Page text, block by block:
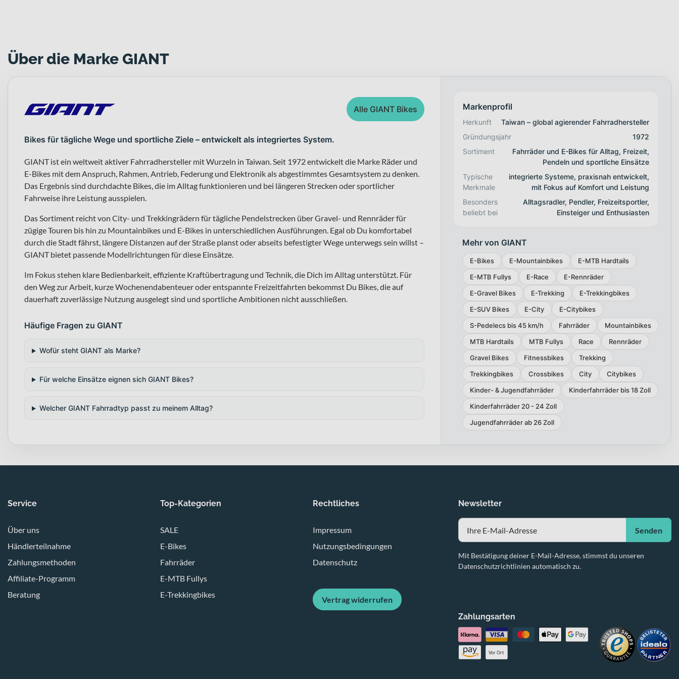
Über die Marke GIANT
Alle GIANT Bikes
Bikes für tägliche Wege und sportliche Ziele – entwickelt als integriertes System.
GIANT ist ein weltweit aktiver Fahrradhersteller mit Wurzeln in Taiwan. Seit 1972 entwickelt die Marke Räder und
E-Bikes mit dem Anspruch, Rahmen, Antrieb, Federung und Elektronik als abgestimmtes Gesamtsystem zu denken.
Das Ergebnis sind durchdachte Bikes, die im Alltag funktionieren und bei längeren Strecken oder sportlicher
Fahrweise ihre Leistung ausspielen.
Das Sortiment reicht von City- und Trekkingrädern für tägliche Pendelstrecken über Gravel- und Rennräder für
zügige Touren bis hin zu Mountainbikes und E-Bikes in unterschiedlichen Ausführungen. Egal ob Du komfortabel
durch die Stadt fährst, längere Distanzen auf der Straße planst oder abseits befestigter Wege unterwegs sein willst –
GIANT bietet passende Modellrichtungen für diese Einsätze.
Im Fokus stehen klare Bedienbarkeit, effiziente Kraftübertragung und Technik, die Dich im Alltag unterstützt. Für
den Weg zur Arbeit, kurze Wochenendabenteuer oder entspannte Freizeitfahrten bekommst Du Bikes, die auf
dauerhaft zuverlässige Nutzung ausgelegt sind und sportliche Ambitionen nicht ausschließen.
Häufige Fragen zu GIANT
Wofür steht GIANT als Marke?
Für welche Einsätze eignen sich GIANT Bikes?
Welcher GIANT Fahrradtyp passt zu meinem Alltag?
Markenprofil
Herkunft
Taiwan – global agierender Fahrradhersteller
Gründungsjahr
1972
Sortiment
Fahrräder und E-Bikes für Alltag, Freizeit,
Pendeln und sportliche Einsätze
Typische
Merkmale
integrierte Systeme, praxisnah entwickelt,
mit Fokus auf Komfort und Leistung
Besonders
beliebt bei
Alltagsradler, Pendler, Freizeitsportler,
Einsteiger und Enthusiasten
Mehr von GIANT
E-Bikes E-Mountainbikes
E-MTB Hardtails
E-MTB Fullys
E-Race
E-Rennräder
E-Gravel Bikes
E-Trekking
E-Trekkingbikes
E-SUV Bikes
E-City
E-Citybikes
S-Pedelecs bis 45 km/h
Fahrräder
Mountainbikes
MTB Hardtails
MTB Fullys Race
Rennräder
Gravel Bikes
Fitnessbikes
Trekking
Trekkingbikes
Crossbikes City
Citybikes
Kinder- & Jugendfahrräder
Kinderfahrräder bis 18 Zoll
Kinderfahrräder 20 - 24 Zoll
Jugendfahrräder ab 26 Zoll
Service
Über uns
Händlerteilnahme
Zahlungsmethoden
Affiliate-Programm
Beratung
Top-Kategorien
SALE
E-Bikes
Fahrräder
E-MTB Fullys
E-Trekkingbikes
Rechtliches
Impressum
Nutzungsbedingungen
Datenschutz
Vertrag widerrufen
Newsletter
Senden
Mit Bestätigung deiner E-Mail-Adresse, stimmst du unseren
Datenschutzrichtlinien automatisch zu.
Zahlungsarten
Vor Ort